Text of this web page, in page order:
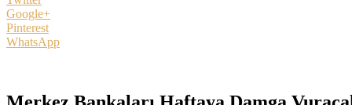
Google+
Pinterest
WhatsApp